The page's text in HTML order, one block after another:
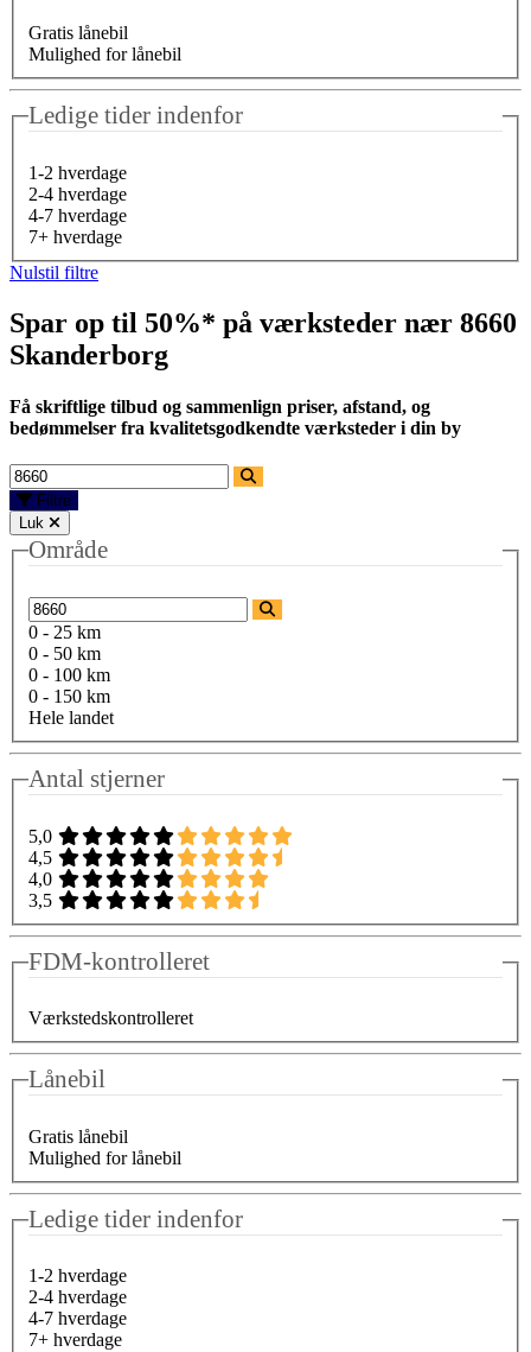
Gratis lånebil
Mulighed for lånebil
Ledige tider indenfor
1-2 hverdage
2-4 hverdage
4-7 hverdage
7+ hverdage
Nulstil filtre
Spar op til 50%* på værksteder nær 8660
Skanderborg
Få skriftlige tilbud og sammenlign priser, afstand, og
bedømmelser fra kvalitetsgodkendte værksteder i din by
Filtre
Luk
Område
0 - 25 km
0 - 50 km
0 - 100 km
0 - 150 km
Hele landet
Antal stjerner
5,0
4,5
4,0
3,5
FDM-kontrolleret
Værkstedskontrolleret
Lånebil
Gratis lånebil
Mulighed for lånebil
Ledige tider indenfor
1-2 hverdage
2-4 hverdage
4-7 hverdage
7+ hverdage